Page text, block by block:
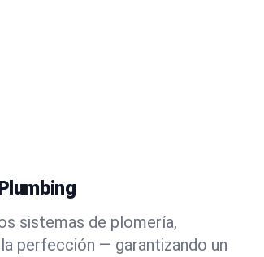
sistemas de plomería,
perfección — garantizando un